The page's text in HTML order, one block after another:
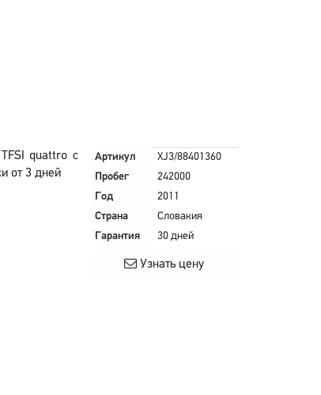
TFSI quattro с
от 3 дней
Артикул
XJ3/88401360
Пробег
242000
Год
2011
Страна
Словакия
Гарантия
30 дней
Узнать цену